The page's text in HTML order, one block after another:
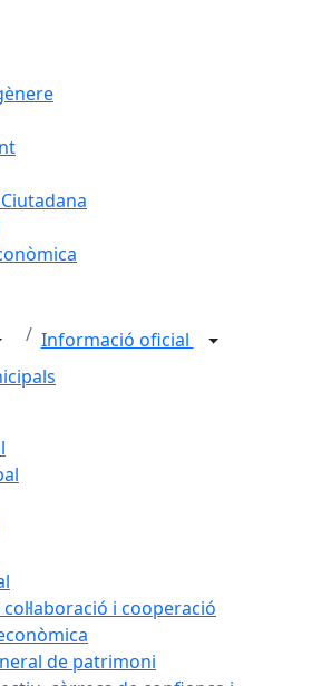
Informació oficial
i cooperació
de patrimoni